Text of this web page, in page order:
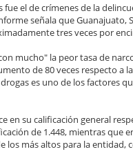
el de crímenes de la
señala que Guanajuato,
tres veces por
mucho" la peor tasa de
de 80 veces respecto a la
es uno de los factores
en su calificación general
de 1.448, mientras que
los más altos para la entidad,